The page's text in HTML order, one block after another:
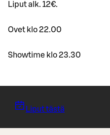
Liput alk. 12€.
Ovet klo 22.00
Showtime klo 23.30
Liput tästä